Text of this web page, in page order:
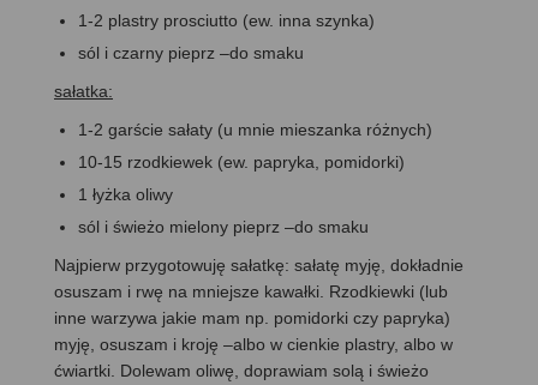
1-2 plastry prosciutto (ew. inna szynka)
sól i czarny pieprz –do smaku
sałatka:
1-2 garście sałaty (u mnie mieszanka różnych)
10-15 rzodkiewek (ew. papryka, pomidorki)
1 łyżka oliwy
sól i świeżo mielony pieprz –do smaku
Najpierw przygotowuję sałatkę: sałatę myję, dokładnie
osuszam i rwę na mniejsze kawałki. Rzodkiewki (lub
inne warzywa jakie mam np. pomidorki czy papryka)
myję, osuszam i kroję –albo w cienkie plastry, albo w
ćwiartki. Dolewam oliwę, doprawiam solą i świeżo